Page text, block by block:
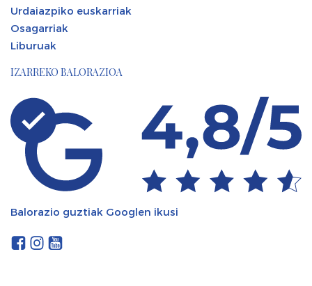
Urdaiazpiko euskarriak
Osagarriak
Liburuak
IZARREKO BALORAZIOA
Balorazio guztiak Googlen ikusi